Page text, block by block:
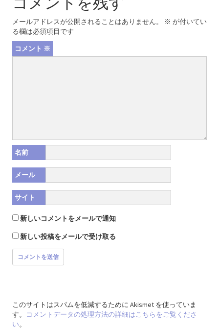
メールアドレスが公開されることはありません。 ※ が付いてい
る欄は必須項目です
コメント ※
名前
メール
サイト
新しいコメントをメールで通知
新しい投稿をメールで受け取る
このサイトはスパムを低減するために Akismet を使っていま
す。
コメントデータの処理方法の詳細はこちらをご覧くださ
い。